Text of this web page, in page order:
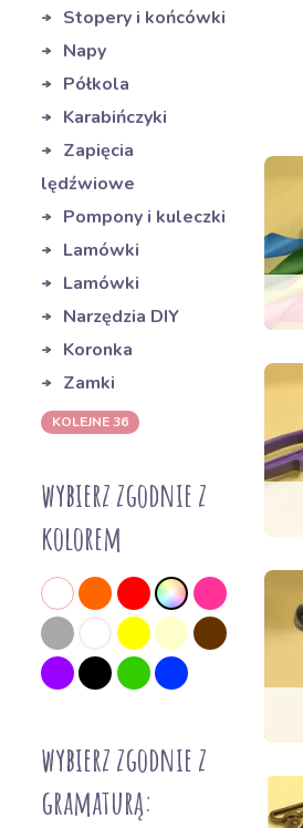
Stopery i końcówki
Napy
Półkola
Karabińczyki
Zapięcia
lędźwiowe
Pompony i kuleczki
Lamówki
Lamówki
Narzędzia DIY
Koronka
Zamki
KOLEJNE 36
wybierz zgodnie z
kolorem
wybierz zgodnie z
gramaturą: